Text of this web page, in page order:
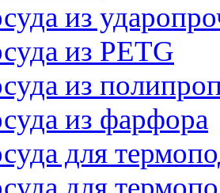
из
из PETG
из
из фарфора
для